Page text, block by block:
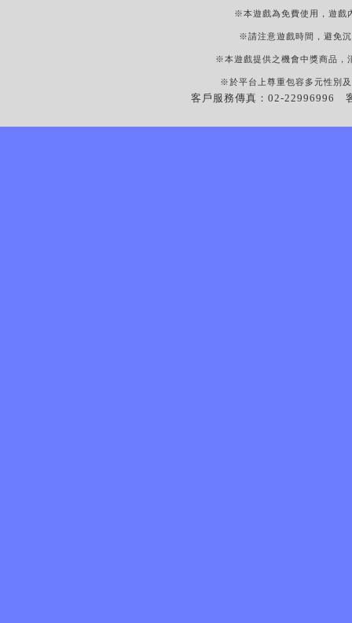
※本遊戲為免費使用，遊戲
※請注意遊戲時間，避免
※本遊戲提供之機會中獎商品，
※於平台上尊重包容多元性別
客戶服務傳真：02-22996996